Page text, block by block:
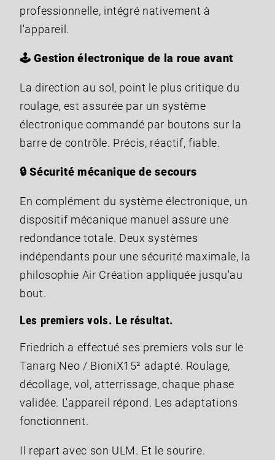
professionnelle, intégré nativement à
l'appareil.
🕹️ Gestion électronique de la roue avant
La direction au sol, point le plus critique du
roulage, est assurée par un système
électronique commandé par boutons sur la
barre de contrôle. Précis, réactif, fiable.
🔒 Sécurité mécanique de secours
En complément du système électronique, un
dispositif mécanique manuel assure une
redondance totale. Deux systèmes
indépendants pour une sécurité maximale, la
philosophie Air Création appliquée jusqu'au
bout.
Les premiers vols. Le résultat.
Friedrich a effectué ses premiers vols sur le
Tanarg Neo / BioniX15² adapté. Roulage,
décollage, vol, atterrissage, chaque phase
validée. L'appareil répond. Les adaptations
fonctionnent.
Il repart avec son ULM. Et le sourire.